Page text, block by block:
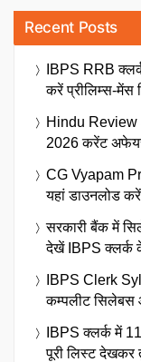
Recent Posts
IBPS RRB
करें प्रीलिम्स-
Hindu Review
2026 करेंट
CG Vyapam
यहां डाउनलोड
सरकारी बैंक में
देखें IBPS क्लर्क
IBPS Clerk
कम्पलीट सिलेबस
IBPS क्लर्क में
पूरी लिस्ट देखकर